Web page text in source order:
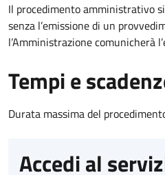
Il procedimento amministrativo
senza l’emissione di un
l’Amministrazione comunicherà
Tempi e
Durata massima del
Accedi al